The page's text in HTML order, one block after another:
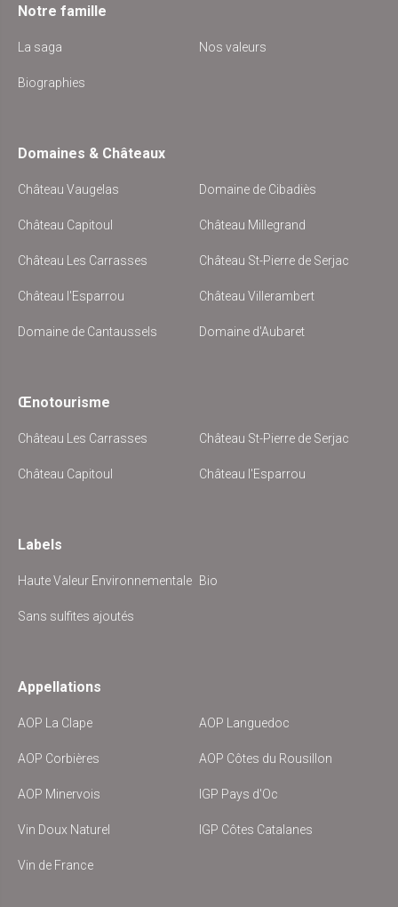
Notre famille
La saga Nos valeurs
Biographies
Domaines & Châteaux
Château Vaugelas Domaine de Cibadiès
Château Capitoul Château Millegrand
Château Les Carrasses Château St-Pierre de Serjac
Château l'Esparrou Château Villerambert
Domaine de Cantaussels Domaine d'Aubaret
Œnotourisme
Château Les Carrasses Château St-Pierre de Serjac
Château Capitoul Château l'Esparrou
Labels
Haute Valeur Environnementale Bio
Sans sulfites ajoutés
Appellations
AOP La Clape AOP Languedoc
AOP Corbières AOP Côtes du Rousillon
AOP Minervois IGP Pays d'Oc
Vin Doux Naturel IGP Côtes Catalanes
Vin de France